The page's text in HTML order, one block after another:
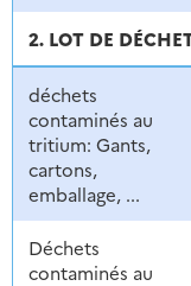
2. LOT DE
déchets
contaminés au
tritium: Gants,
cartons,
emballage, ...
Déchets
contaminés au